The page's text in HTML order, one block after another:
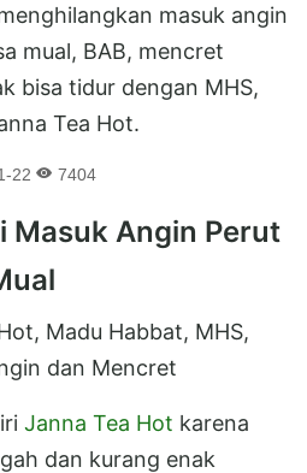
masuk angin
mual, BAB, mencret
bisa tidur dengan MHS,
Tea Hot.
22 7404
Masuk Angin Perut
Madu Habbat, MHS,
dan Mencret
Janna Tea Hot karena
dan kurang enak